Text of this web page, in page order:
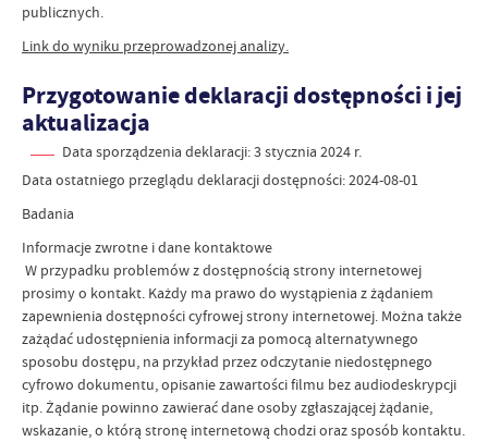
publicznych.
Link do wyniku przeprowadzonej analizy.
Przygotowanie deklaracji dostępności i jej
aktualizacja
Data sporządzenia deklaracji:3 stycznia 2024 r.
Data ostatniego przeglądu deklaracji dostępności: 2024-08-01
Badania
Informacje zwrotne i dane kontaktowe
W przypadku problemów z dostępnością strony internetowej
prosimy o kontakt. Każdy ma prawo do wystąpienia z żądaniem
zapewnienia dostępności cyfrowej strony internetowej. Można także
zażądać udostępnienia informacji za pomocą alternatywnego
sposobu dostępu, na przykład przez odczytanie niedostępnego
cyfrowo dokumentu, opisanie zawartości filmu bez audiodeskrypcji
itp. Żądanie powinno zawierać dane osoby zgłaszającej żądanie,
wskazanie, o którą stronę internetową chodzi oraz sposób kontaktu.